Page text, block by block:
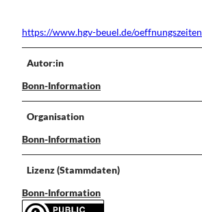
https://www.hgv-beuel.de/oeffnungszeiten
Autor:in
Bonn-Information
Organisation
Bonn-Information
Lizenz (Stammdaten)
Bonn-Information